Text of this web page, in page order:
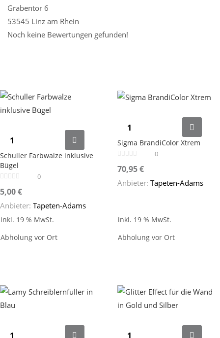
Grabentor 6
53545 Linz am Rhein
Noch keine Bewertungen gefunden!
Schuller Farbwalze inklusive
Bügel
0
5,00€
Anbieter: Tapeten-Adams
inkl. 19 % MwSt.
Abholung vor Ort
Sigma BrandiColor Xtrem
0
70,95€
Anbieter: Tapeten-Adams
inkl. 19 % MwSt.
Abholung vor Ort